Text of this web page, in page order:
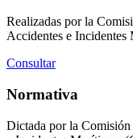
Realizadas por la
Accidentes e
Consultar
Normativa
Dictada por la Comisión